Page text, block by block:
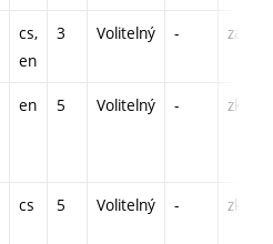
cs,
en
3 Volitelný - zá
en 5 Volitelný - zk
cs 5 Volitelný - zk